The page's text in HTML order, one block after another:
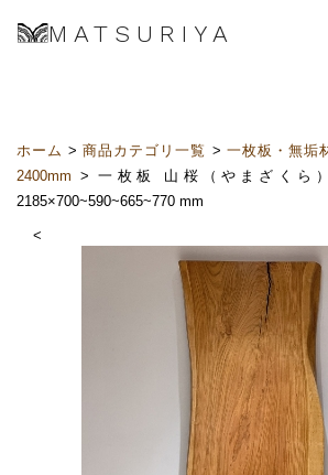
MATSURIYA
ホーム >商品カテゴリ一覧 > 一枚板・無垢
2400mm > 一枚板 山桜（やまざくら
2185×700~590~665~770 mm
<